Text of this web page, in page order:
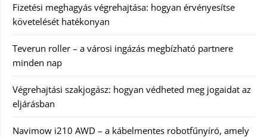
Fizetési meghagyás végrehajtása: hogyan érvényesítse
követelését hatékonyan
Teverun roller – a városi ingázás megbízható partnere
minden nap
Végrehajtási szakjogász: hogyan védheted meg jogaidat az
eljárásban
Navimow i210 AWD – a kábelmentes robotfűnyíró, amely